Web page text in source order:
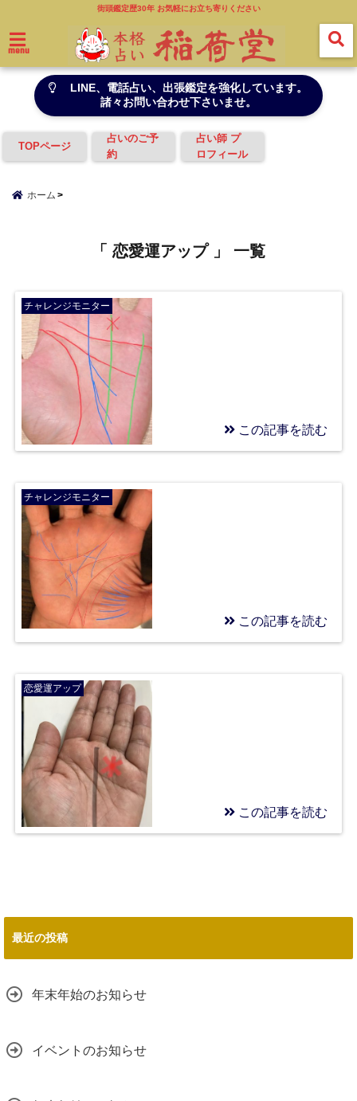
街頭鑑定歴30年 お気軽にお立ち寄りください
menu
LINE、電話占い、出張鑑定を強化しています。
諸々お問い合わせ下さいませ。
TOPページ
占いのご予
約
占い師 プ
ロフィール
ホーム
「 恋愛運アップ 」 一覧
チャレンジモニター
この記事を読む
チャレンジモニター
スタート！
この記事を読む
恋愛運アップ
この記事を読む
最近の投稿
年末年始のお知らせ
イベントのお知らせ